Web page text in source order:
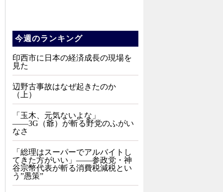
今週のランキング
印西市に日本の経済成長の現場を
見た
辺野古事故はなぜ起きたのか
（上）
「玉木、元気ないよな」
――3G（爺）が斬る野党のふがい
なさ
「総理はスーパーでアルバイトし
てきた方がいい」――参政党・神
谷宗幣代表が斬る消費税減税とい
う”愚策”